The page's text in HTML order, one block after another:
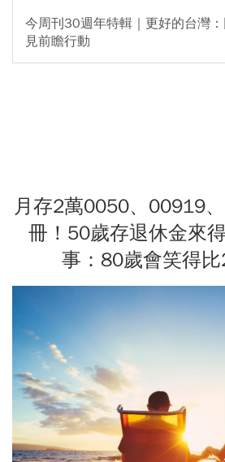
今周刊30週年特輯｜更好的台灣
見前瞻行動
月存2萬0050、00919
冊！50歲存退休金來
事：80歲會笑得